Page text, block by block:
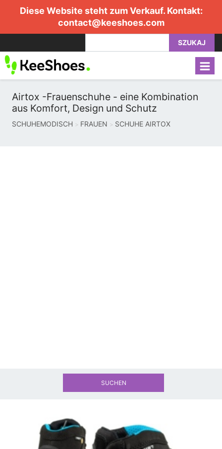
Diese Website steht zum Verkauf. Kontakt:
contact@keeshoes.com
SZUKAJ
Airtox -Frauenschuhe - eine Kombination
aus Komfort, Design und Schutz
SCHUHEMODISCH FRAUEN SCHUHE AIRTOX
SUCHEN